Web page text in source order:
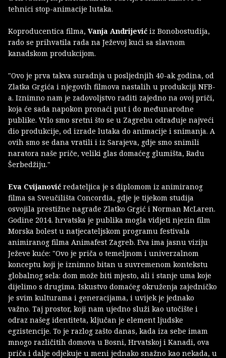
tehnici stop-animacije lutaka.
Koproducentica filma, Vanja Andrijević iz Bonobostudija,
rado se prihvatila rada na Ježevoj kući sa slavnom
kanadskom produkcijom.
"Ovo je prva takva suradnja u posljednjih 40-ak godina, od
Zlatka Grgića i njegovih filmova nastalih u produkciji NFB-
a. Iznimno nam je zadovoljstvo raditi zajedno na ovoj priči,
koja će sada napokon pronaći put i do međunarodne
publike. Vrlo smo sretni što se u Zagrebu odrađuje najveći
dio produkcije, od izrade lutaka do animacije i snimanja. A
ovih smo se dana vratili i iz Sarajeva, gdje smo snimili
naratora naše priče, veliki glas domaćeg glumišta, Radu
Šerbedžiju."
Eva Cvijanović redateljica je s diplomom iz animiranog
filma sa Sveučilišta Concordia, gdje je tijekom studija
osvojila prestižne nagrade Zlatko Grgić i Norman McLaren.
Godine 2014. hrvatska je publika mogla vidjeti njezin film
Morska bolest u natjecateljskom programu festivala
animiranog filma Animafest Zagreb. Eva ima jasnu viziju
Ježeve kuće: "Ovo je priča o temeljnom i univerzalnom
konceptu koji je iznimno bitan u suvremenom kontekstu
globalnog sela: dom može biti mjesto, ali i stanje uma koje
dijelimo s drugima. Iskustvo domaćeg okruženja zajedničko
je svim kulturama i generacijama, i uvijek je jednako
važno. Taj prostor, koji nam ujedno služi kao utočište i
odraz našeg identiteta, ključan je element ljudske
egzistencije. To je razlog zašto danas, kada iza sebe imam
mnogo različitih domova u Bosni, Hrvatskoj i Kanadi, ova
priča i dalje odjekuje u meni jednako snažno kao nekada, u